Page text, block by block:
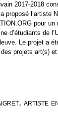
2017-2018
proposé l’artiste
pour un
d’étudiants de
Le projet a
projets art(s)
artiste